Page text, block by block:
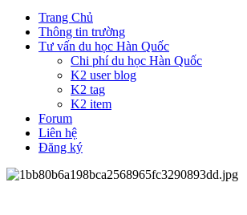
Trang Chủ
Thông tin trường
Tư vấn du học Hàn Quốc
Chi phí du học Hàn Quốc
K2 user blog
K2 tag
K2 item
Forum
Liên hệ
Đăng ký